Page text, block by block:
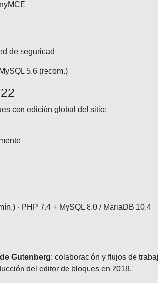
de seguridad
5.6 (recom.)
con edición global del sitio:
· PHP 7.4 + MySQL 8.0 / MariaDB 10.4
Gutenberg: colaboración y flujos de
del editor de bloques en 2018.